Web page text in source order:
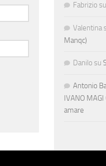
Fabrizio su
Valentina
Manqc)
Danilo su
Antonio
IVANO
amare